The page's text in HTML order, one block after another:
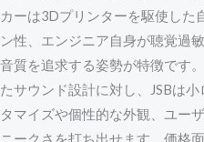
カーは3Dプリンターを駆使した
ン性、エンジニア自身が聴覚過
音質を追求する姿勢が特徴です
たサウンド設計に対し、JSBは
タマイズや個性的な外観、ユー
ニークさを打ち出せます。価格